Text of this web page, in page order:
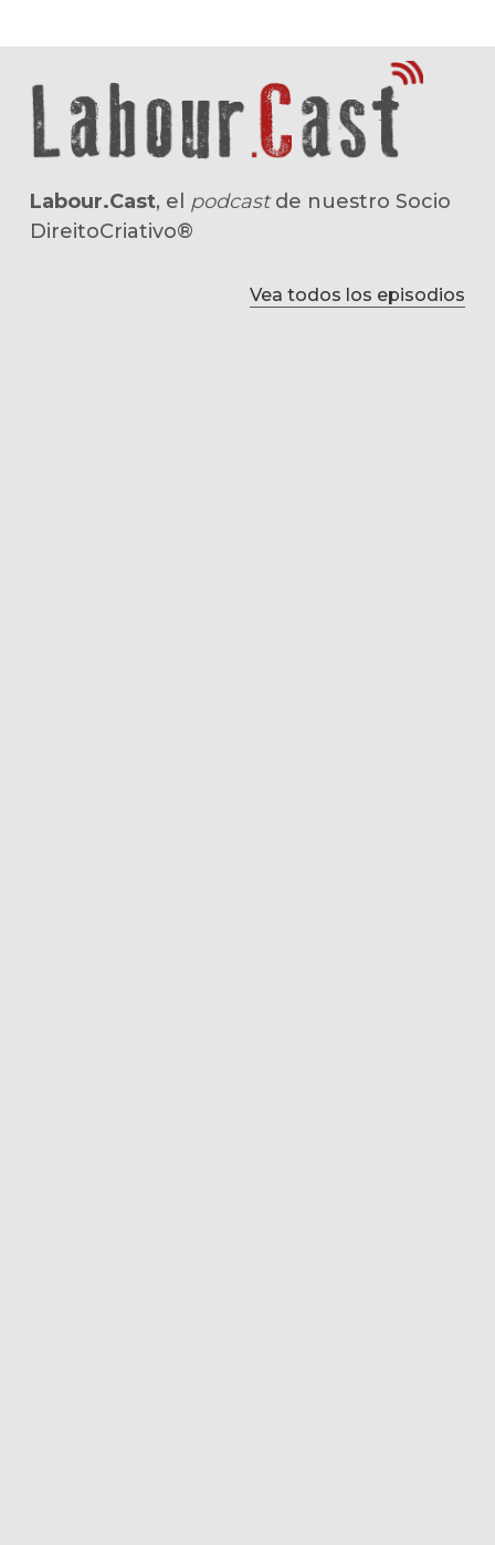
Labour.Cast, el podcastde nuestro Socio
DireitoCriativo®
Vea todos los episodios